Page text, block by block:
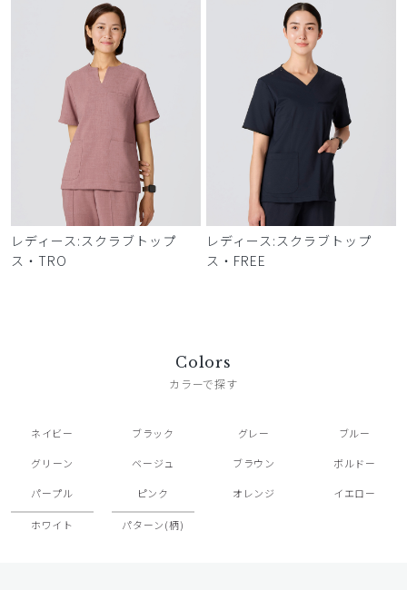
レディース:スクラブトップ
ス・TRO
レディース:スクラブトップ
ス・FREE
Colors
カラーで探す
ネイビー ブラック グレー ブルー
グリーン ベージュ ブラウン ボルドー
パープル ピンク オレンジ イエロー
ホワイト パターン(柄)